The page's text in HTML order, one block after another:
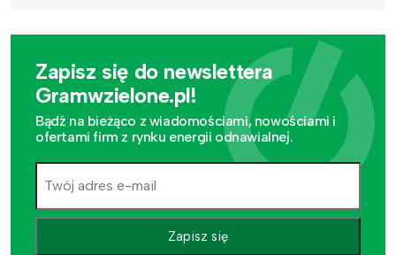
Zapisz się do newslettera
Gramwzielone.pl!
Bądź na bieżąco z wiadomościami, nowościami i
ofertami firm z rynku energii odnawialnej.
Zapisz się